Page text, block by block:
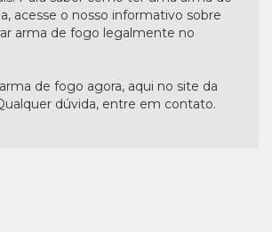
acesse o nosso informativo sobre
arma de fogo legalmente no
de fogo agora, aqui no site da
dúvida, entre em contato.